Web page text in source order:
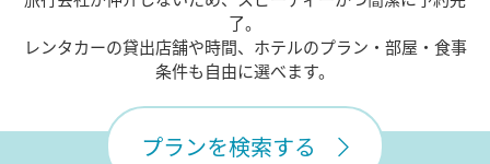
了。
レンタカーの貸出店舗や時間、 ホテルのプラン・部屋・食事
条件も自由に選べます。
プランを検索する